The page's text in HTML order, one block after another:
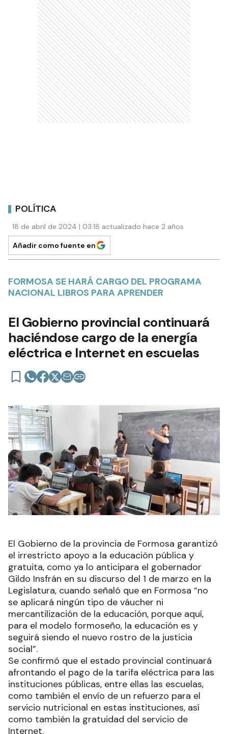
POLÍTICA
18 de abril de 2024 | 03:18 actualizado hace 2 años
Añadir como fuente en
FORMOSA SE HARÁ CARGO DEL PROGRAMA
NACIONAL LIBROS PARA APRENDER
El Gobierno provincial continuará
haciéndose cargo de la energía
eléctrica e Internet en escuelas
El Gobierno de la provincia de Formosa garantizó
el irrestricto apoyo a la educación pública y
gratuita, como ya lo anticipara el gobernador
Gildo Insfrán en su discurso del 1 de marzo en la
Legislatura, cuando señaló que en Formosa “no
se aplicará ningún tipo de váucher ni
mercantilización de la educación, porque aquí,
para el modelo formoseño, la educación es y
seguirá siendo el nuevo rostro de la justicia
social”.
Se confirmó que el estado provincial continuará
afrontando el pago de la tarifa eléctrica para las
instituciones públicas, entre ellas las escuelas,
como también el envío de un refuerzo para el
servicio nutricional en estas instituciones, así
como también la gratuidad del servicio de
Internet.